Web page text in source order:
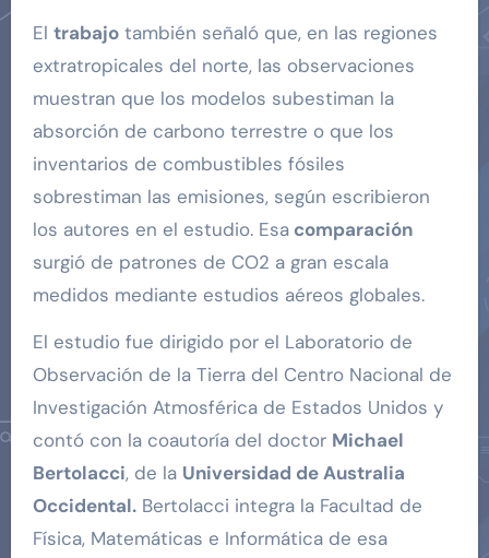
El trabajotambién señaló que, en las regiones
extratropicales del norte, las observaciones
muestran que los modelos subestiman la
absorción de carbono terrestre o que los
inventarios de combustibles fósiles
sobrestiman las emisiones, según escribieron
los autores en el estudio. Esacomparación
surgió de patrones de CO2 a gran escala
medidos mediante estudios aéreos globales.
El estudio fue dirigido por el Laboratorio de
Observación de la Tierra del Centro Nacional de
Investigación Atmosférica de Estados Unidos y
contó con la coautoría del doctor Michael
Bertolacci, de la Universidad de Australia
Occidental.Bertolacci integra la Facultad de
Física, Matemáticas e Informática de esa